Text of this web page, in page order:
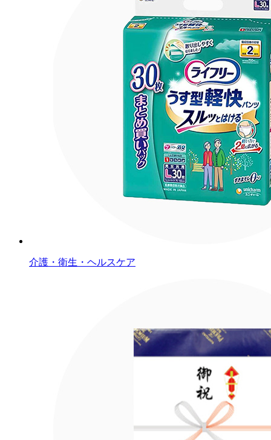
介護・衛生・ヘルスケア